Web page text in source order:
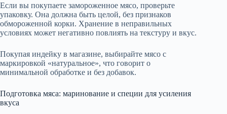
Если вы покупаете замороженное мясо, проверьте
упаковку. Она должна быть целой, без признаков
обмороженной корки. Хранение в неправильных
условиях может негативно повлиять на текстуру и вкус.
Покупая индейку в магазине, выбирайте мясо с
маркировкой «натуральное», что говорит о
минимальной обработке и без добавок.
Подготовка мяса: маринование и специи для усиления
вкуса